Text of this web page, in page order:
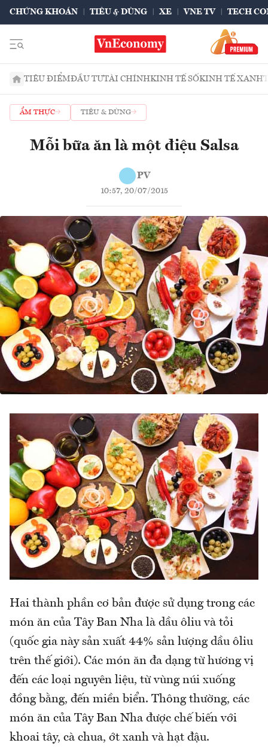
CHỨNG KHOÁN TIÊU & DÙNG XE VNE TV TECH
TIÊU ĐIỂMĐẦU TƯTÀI CHÍNHKINH TẾ SỐKINH TẾ XANH
ẨM THỰC TIÊU & DÙNG
Mỗi bữa ăn là một điệu Salsa
PV
10:57, 20/07/2015
Hai thành phần cơ bản được sử dụng trong các
món ăn của Tây Ban Nha là dầu ôliu và tỏi
(quốc gia này sản xuất 44% sản lượng dầu ôliu
trên thế giới). Các món ăn đa dạng từ hương vị
đến các loại nguyên liệu, từ vùng núi xuống
đồng bằng, đến miền biển. Thông thường, các
món ăn của Tây Ban Nha được chế biến với
khoai tây, cà chua, ớt xanh và hạt đậu.